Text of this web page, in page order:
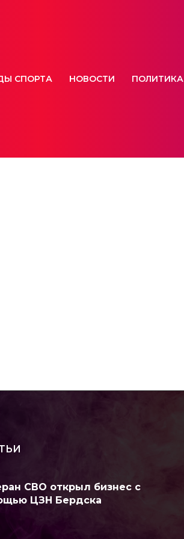
СПОРТА НОВОСТИ ПОЛИТИКА
СВО открыл бизнес с
ЦЗН Бердска